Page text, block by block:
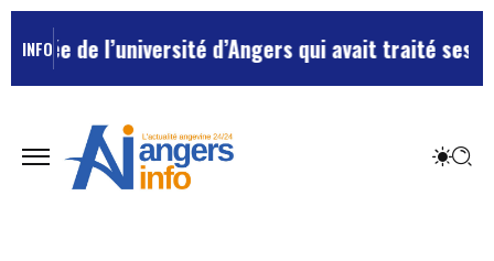
INFO
de l’université d’Angers qui avait traité ses chefs